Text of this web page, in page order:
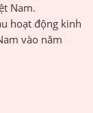
Nam.
hoạt động kinh
vào năm